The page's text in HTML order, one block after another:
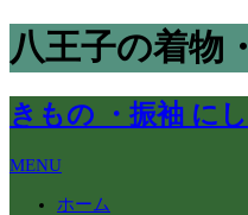
八王子の着物
きもの ・振袖 に
MENU
ホーム